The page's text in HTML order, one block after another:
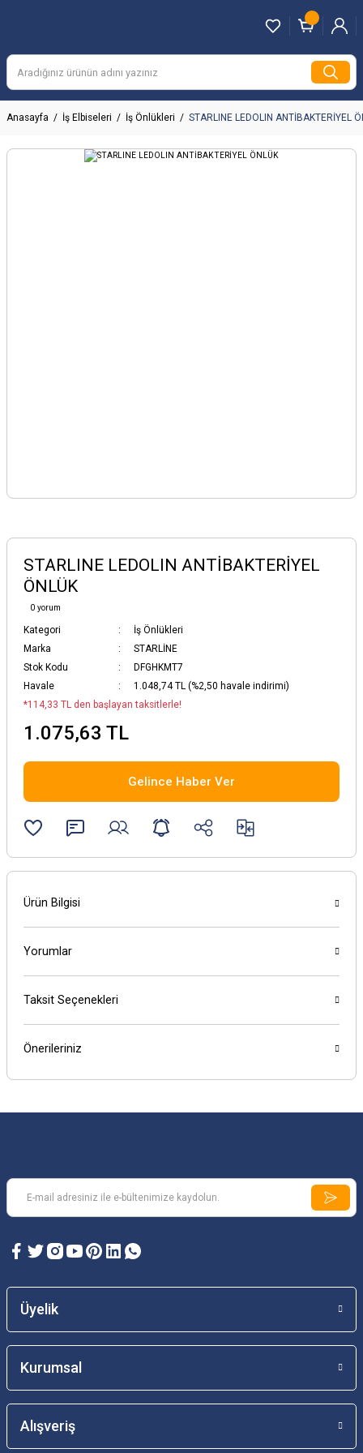
Anasayfa İş Elbiseleri İş Önlükleri STARLINE LEDOLIN ANTİBAKTERİYEL
STARLINE LEDOLIN ANTİBAKTERİYEL
ÖNLÜK
0 yorum
Kategori
İş Önlükleri
Marka
STARLİNE
Stok Kodu
DFGHKMT7
Havale
1.048,74 TL (%2,50 havale indirimi)
*114,33 TL den başlayan taksitlerle!
1.075,63 TL
Gelince Haber Ver
Ürün Bilgisi
Yorumlar
Taksit Seçenekleri
Önerileriniz
Üyelik
Kurumsal
Alışveriş